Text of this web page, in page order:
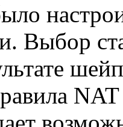
Выбор